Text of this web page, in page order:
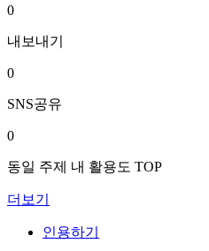
0
내보내기
0
SNS공유
0
동일 주제 내 활용도 TOP
더보기
인용하기